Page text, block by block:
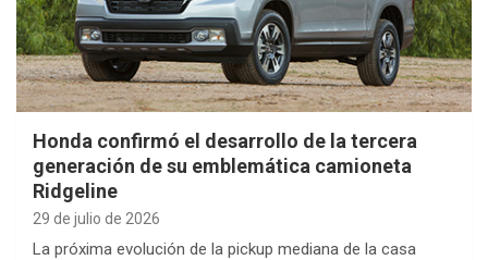
Honda confirmó el desarrollo de la tercera
generación de su emblemática camioneta
Ridgeline
29 de julio de 2026
La próxima evolución de la pickup mediana de la casa